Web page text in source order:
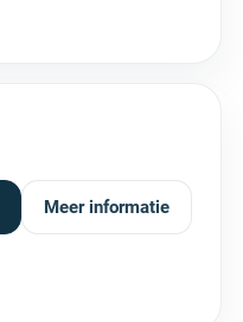
Meer informatie